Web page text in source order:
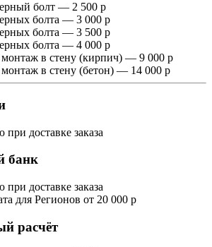
болт — 2 500 р
болта — 3 000 р
болта — 3 500 р
болта — 4 000 р
в стену (кирпич) — 9 000 р
в стену (бетон) — 14 000 р
при доставке заказа
банк
при доставке заказа
для Регионов от 20 000 р
расчёт